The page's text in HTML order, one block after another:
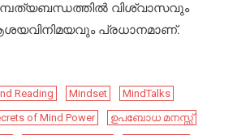
വിശ്വാസവും
പ്രധാനമാണ്.
Reading Mindset
MindTalks
of Mind Power
ഉപബോധ മനസ്സ്